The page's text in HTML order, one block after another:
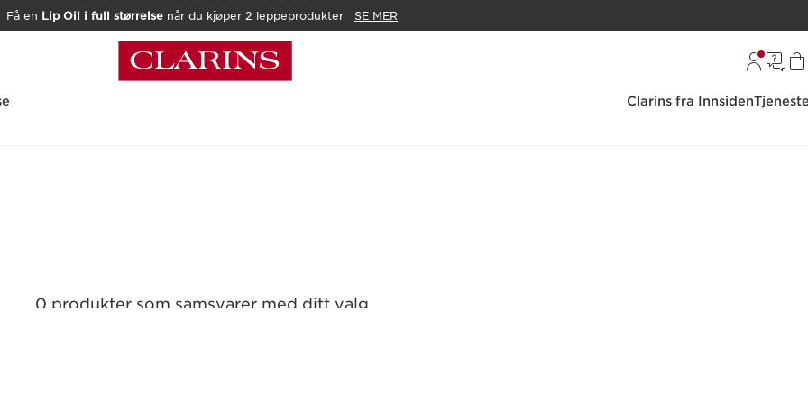
Få en Lip Oil i full størrelse når du kjøper 2 leppeprodukter SE MER
Clarins fra Innsiden
0 produkter som samsvarer med ditt valg